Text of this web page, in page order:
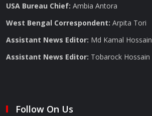
USA Bureau Chief: Ambia Antora
West Bengal Correspondent: Arpita Tori
Assistant News Editor: Md Kamal Hossain
Assistant News Editor: Tobarock Hossain
Follow On Us